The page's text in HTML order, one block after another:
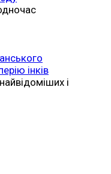
інків
і